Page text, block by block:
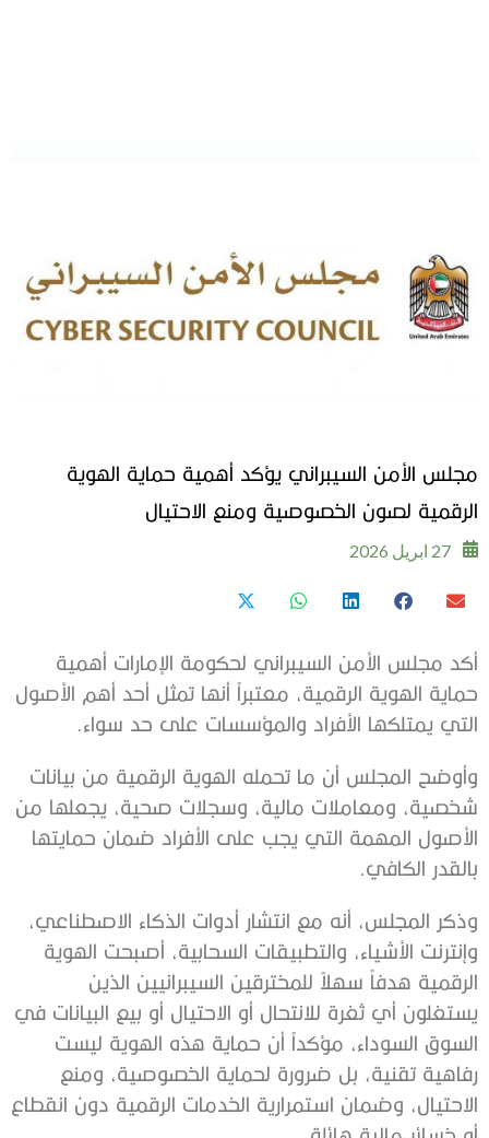
مجلس الأمن السيبراني يؤكد أهمية حماية الهوية
الرقمية لصون الخصوصية ومنع الاحتيال
27 ابريل 2026
أكد مجلس الأمن السيبراني لحكومة الإمارات أهمية
حماية الهوية الرقمية، معتبراً أنها تمثل أحد أهم الأصول
التي يمتلكها الأفراد والمؤسسات على حد سواء.
وأوضح المجلس أن ما تحمله الهوية الرقمية من بيانات
شخصية، ومعاملات مالية، وسجلات صحية، يجعلها من
الأصول المهمة التي يجب على الأفراد ضمان حمايتها
بالقدر الكافي.
وذكر المجلس، أنه مع انتشار أدوات الذكاء الاصطناعي،
وإنترنت الأشياء، والتطبيقات السحابية، أصبحت الهوية
الرقمية هدفاً سهلاً للمخترقين السيبرانيين الذين
يستغلون أي ثغرة للانتحال أو الاحتيال أو بيع البيانات في
السوق السوداء، مؤكداً أن حماية هذه الهوية ليست
رفاهية تقنية، بل ضرورة لحماية الخصوصية، ومنع
الاحتيال، وضمان استمرارية الخدمات الرقمية دون انقطاع